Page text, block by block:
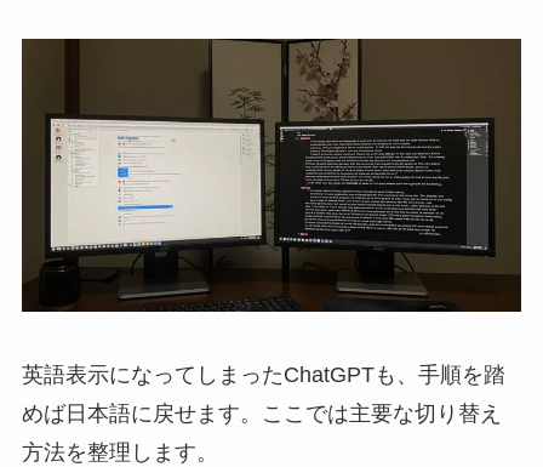
英語表示になってしまったChatGPTも、手順を踏
めば日本語に戻せます。ここでは主要な切り替え
方法を整理します。